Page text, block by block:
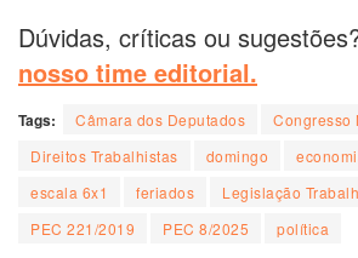
Dúvidas, críticas ou
nosso time editorial.
Tags: Câmara dos Deputados
Congresso
Direitos Trabalhistas
domingo
escala 6x1
feriados
Legislação
PEC 221/2019
PEC 8/2025 política